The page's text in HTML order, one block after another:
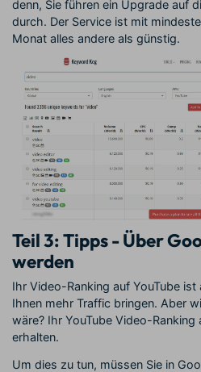
denn, Sie führen ein Upgrade auf
durch. Der Service ist mit
Monat alles andere als günstig.
Teil 3: Tipps - Über
werden
Ihr Video-Ranking auf YouTube
Ihnen mehr Traffic bringen. Aber
wäre? Ihr YouTube Video-
erhalten.
Um dies zu tun, müssen Sie in